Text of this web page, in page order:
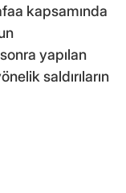
kapsamında
yapılan
saldırıların